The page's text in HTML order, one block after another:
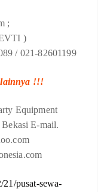
;
)
/ 021-82601199
lainnya !!!
Equipment
E-mail.
21/pusat-sewa-